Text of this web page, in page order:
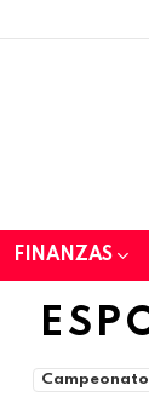
FINANZAS